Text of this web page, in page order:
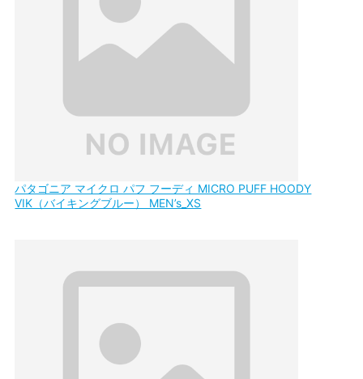
パタゴニア マイクロ パフ フーディ MICRO PUFF HOODY
VIK（バイキングブルー） MEN’s_XS